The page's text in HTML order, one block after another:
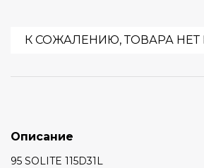
К СОЖАЛЕНИЮ, ТОВАРА
Описание
95 SOLITE 115D31L